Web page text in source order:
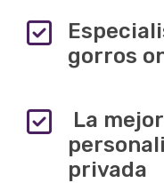
gorros
La
privada